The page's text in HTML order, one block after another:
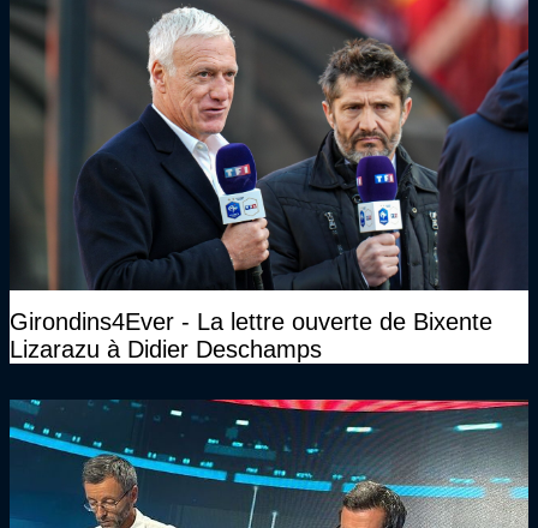
Girondins4Ever - La lettre ouverte de Bixente
Lizarazu à Didier Deschamps